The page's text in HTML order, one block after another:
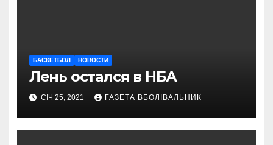
БАСКЕТБОЛ НОВОСТИ
Лень остался в НБА
СІЧ 25, 2021 ГАЗЕТА ВБОЛІВАЛЬНИК